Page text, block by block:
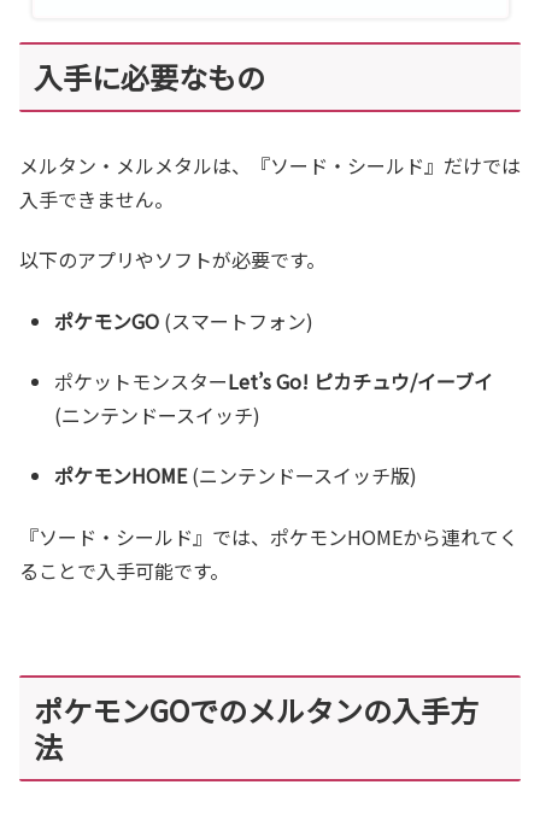
入手に必要なもの
メルタン・メルメタルは、『ソード・シールド』だけでは
入手できません。
以下のアプリやソフトが必要です。
ポケモンGO (スマートフォン)
ポケットモンスターLet’s Go! ピカチュウ/イーブイ
(ニンテンドースイッチ)
ポケモンHOME(ニンテンドースイッチ版)
『ソード・シールド』では、ポケモンHOMEから連れてく
ることで入手可能です。
ポケモンGOでのメルタンの入手方
法